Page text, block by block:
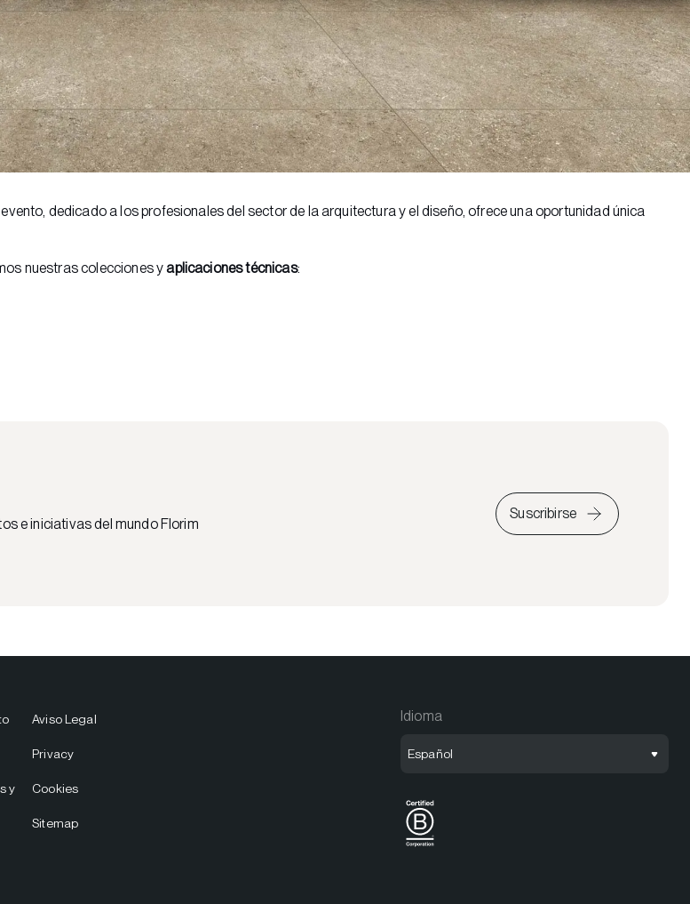
dedicado a los profesionales del sector de la arquitectura y el diseño, ofrece una oportunidad única
nuestras colecciones yaplicaciones técnicas:
e iniciativas del mundo Florim
Suscribirse
y
Aviso Legal
Privacy
Cookies
Sitemap
Idioma
Español